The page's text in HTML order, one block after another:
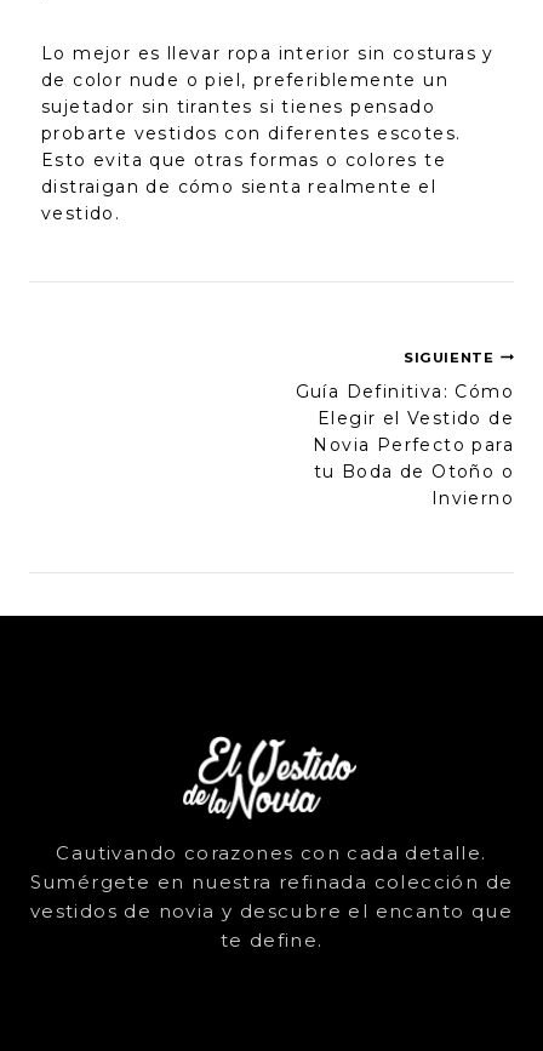
Lo mejor es llevar ropa interior sin costuras y
de color nude o piel, preferiblemente un
sujetador sin tirantes si tienes pensado
probarte vestidos con diferentes escotes.
Esto evita que otras formas o colores te
distraigan de cómo sienta realmente el
vestido.
SIGUIENTE
Guía Definitiva: Cómo
Elegir el Vestido de
Novia Perfecto para
tu Boda de Otoño o
Invierno
Cautivando corazones con cada detalle.
Sumérgete en nuestra refinada colección de
vestidos de novia y descubre el encanto que
te define.